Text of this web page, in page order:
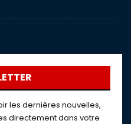
les dernières nouvelles,
directement dans votre